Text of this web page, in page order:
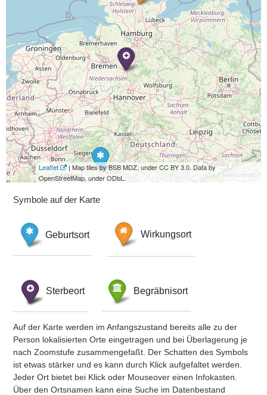
Leaflet
| Map tiles by BSB MDZ, under CC BY 3.0. Data by
OpenStreetMap, under ODbL.
Symbole auf der Karte
Geburtsort Wirkungsort
Sterbeort Begräbnisort
Auf der Karte werden im Anfangszustand bereits alle zu der
Person lokalisierten Orte eingetragen und bei Überlagerung je
nach Zoomstufe zusammengefaßt. Der Schatten des Symbols
ist etwas stärker und es kann durch Klick aufgefaltet werden.
Jeder Ort bietet bei Klick oder Mouseover einen Infokasten.
Über den Ortsnamen kann eine Suche im Datenbestand